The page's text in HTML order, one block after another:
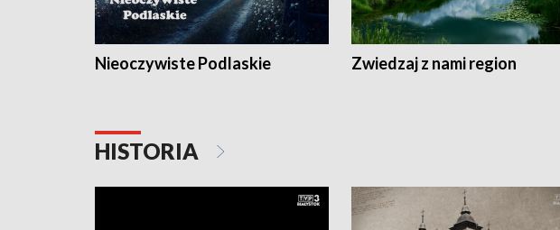
Nieoczywiste Podlaskie Zwiedzaj z nami region
HISTORIA